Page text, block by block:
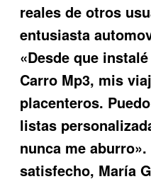
reales de otros
entusiasta
«Desde que
Carro Mp3, mis
placenteros.
listas
nunca me
satisfecho, María